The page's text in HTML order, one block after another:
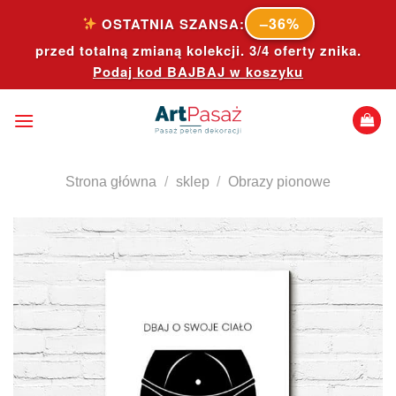
content
OSTATNIA SZANSA: –36%
przed totalną zmianą kolekcji. 3/4 oferty znika.
Podaj kod BAJBAJ w koszyku
Strona główna / sklep / Obrazy pionowe